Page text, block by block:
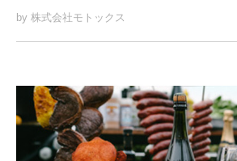
by 株式会社モトックス